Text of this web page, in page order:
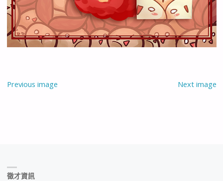
Previous image Next image
徵才資訊